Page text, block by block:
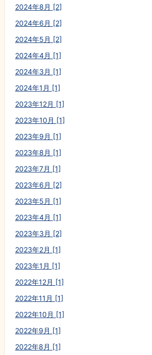
2024年8月 [2]
2024年6月 [2]
2024年5月 [2]
2024年4月 [1]
2024年3月 [1]
2024年1月 [1]
2023年12月 [1]
2023年10月 [1]
2023年9月 [1]
2023年8月 [1]
2023年7月 [1]
2023年6月 [2]
2023年5月 [1]
2023年4月 [1]
2023年3月 [2]
2023年2月 [1]
2023年1月 [1]
2022年12月 [1]
2022年11月 [1]
2022年10月 [1]
2022年9月 [1]
2022年8月 [1]